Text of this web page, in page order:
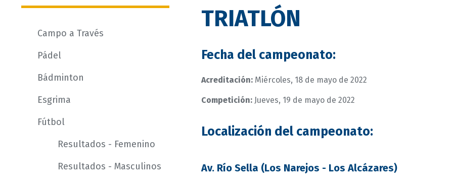
Campo a Través
Pádel
Bádminton
Esgrima
Fútbol
Resultados - Femenino
Resultados - Masculinos
TRIATLÓN
Fecha del campeonato:
Acreditación:Miércoles, 18 de mayo de 2022
Competición: Jueves, 19 de mayo de 2022
Localización del campeonato:
Av. Río Sella (Los Narejos - Los Alcázares)